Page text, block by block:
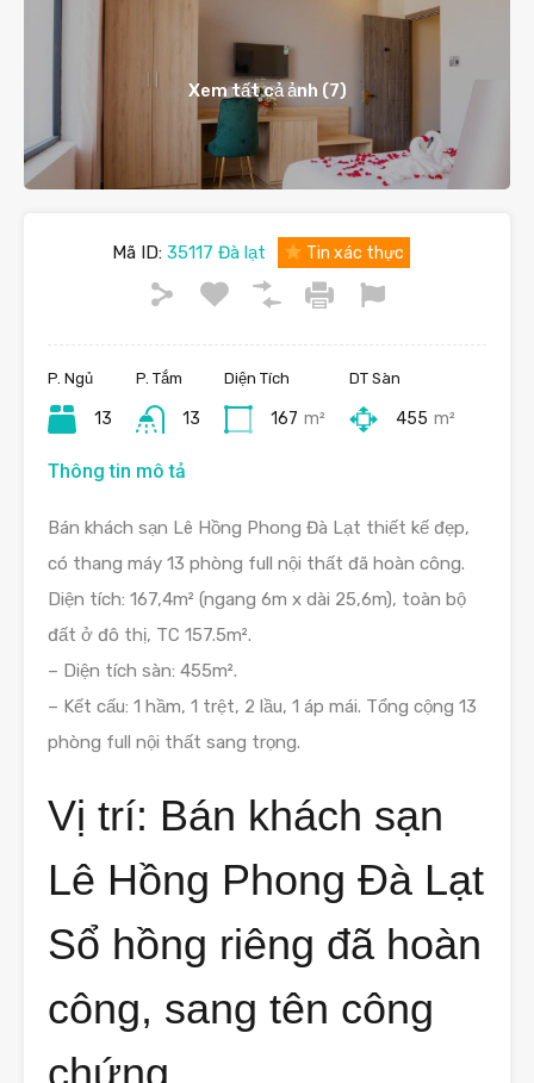
Xem tất cả ảnh (7)
Mã ID: 35117 Đà lạt Tin xác thực
P. Ngủ
13
P. Tắm
13
Diện Tích
167 m²
DT Sàn
455 m²
Thông tin mô tả
Bán khách sạn Lê Hồng Phong Đà Lạt thiết kế đẹp,
có thang máy 13 phòng full nội thất đã hoàn công.
Diện tích: 167,4m² (ngang 6m x dài 25,6m), toàn bộ
đất ở đô thị, TC 157.5m².
– Diện tích sàn: 455m².
– Kết cấu: 1 hầm, 1 trệt, 2 lầu, 1 áp mái. Tổng cộng 13
phòng full nội thất sang trọng.
Vị trí: Bán khách sạn
Lê Hồng Phong Đà Lạt
Sổ hồng riêng đã hoàn
công, sang tên công